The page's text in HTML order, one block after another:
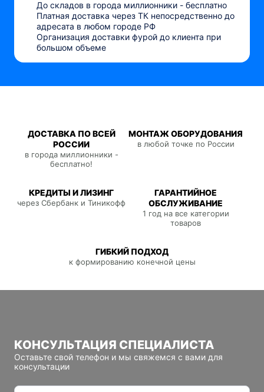
До складов в города миллионники - бесплатно
Платная доставка через ТК непосредственно до
адресата в любом городе РФ
Организация доставки фурой до клиента при
большом объеме
ДОСТАВКА ПО ВСЕЙ
РОССИИ
в города миллионники -
бесплатно!
МОНТАЖ ОБОРУДОВАНИЯ
в любой точке по России
КРЕДИТЫ И ЛИЗИНГ
через Сбербанк и Тиникофф
ГАРАНТИЙНОЕ
ОБСЛУЖИВАНИЕ
1 год на все категории
товаров
ГИБКИЙ ПОДХОД
к формированию конечной цены
КОНСУЛЬТАЦИЯ СПЕЦИАЛИСТА
Оставьте свой телефон и мы свяжемся с вами для
консультации